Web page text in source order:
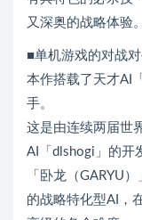
又深奥的战略体验。
■单机游戏的对战
本作搭载了天才AI
手。
这是由连续两届世
AI「dlshogi」的开
「卧龙（GARYU
的战略特化型AI，